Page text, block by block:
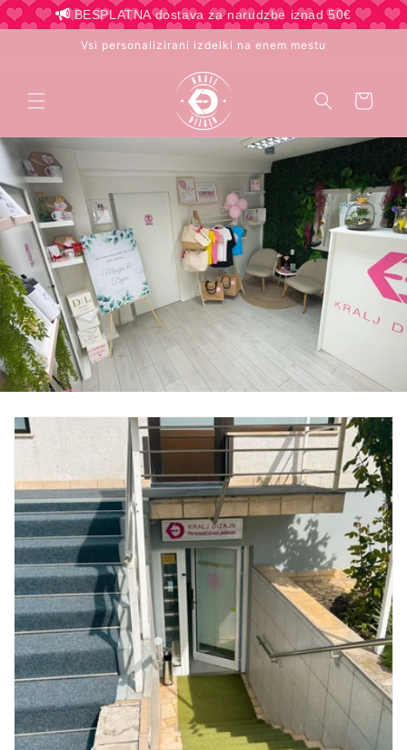
BESPLATNA dostava za narudzbe iznad 50€
Preskoči
na
Vsi personalizirani izdelki na enem mestu
Košara